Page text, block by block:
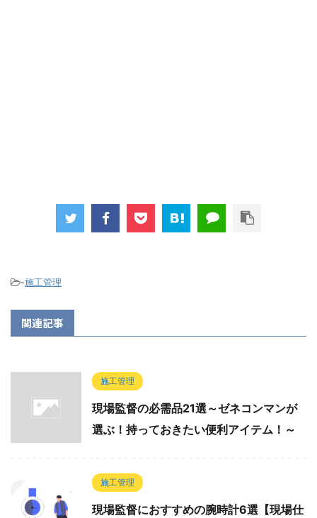
-施工管理
関連記事
施工管理
現場監督の必需品21選～ゼネコンマンが
選ぶ！持っておきたい便利アイテム！～
施工管理
現場監督におすすめの腕時計6選【現場仕